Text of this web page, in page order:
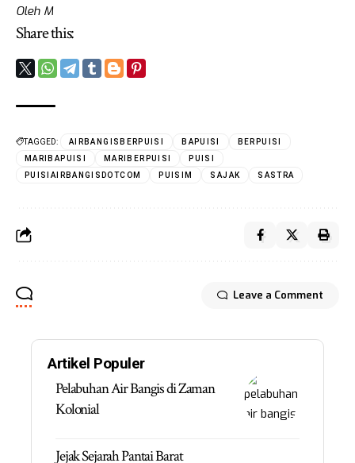
Oleh M
Share this:
TAGGED: AIRBANGISBERPUISI BAPUISI
BERPUISI
MARIBAPUISI
MARIBERPUISI
PUISI
PUISIAIRBANGISDOTCOM
PUISIM SAJAK SASTRA
Leave a Comment
Artikel Populer
Pelabuhan Air Bangis di Zaman
Kolonial
Jejak Sejarah Pantai Barat